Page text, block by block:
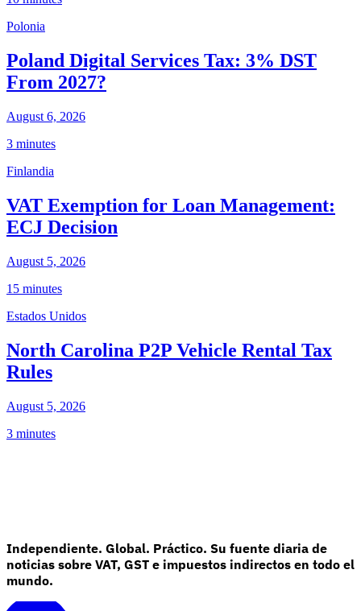
Polonia
Poland Digital Services Tax: 3% DST
From 2027?
August 6, 2026
3 minutes
Finlandia
VAT Exemption for Loan Management:
ECJ Decision
August 5, 2026
15 minutes
Estados Unidos
North Carolina P2P Vehicle Rental Tax
Rules
August 5, 2026
3 minutes
Independiente. Global. Práctico. Su fuente diaria de
noticias sobre VAT, GST e impuestos indirectos en todo el
mundo.